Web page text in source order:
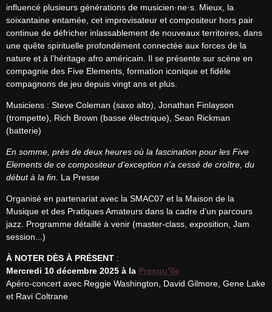
influencé plusieurs générations de musicien·ne·s. Mieux, la
soixantaine entamée, cet improvisateur et compositeur hors pair
continue de défricher inlassablement de nouveaux territoires, dans
une quête spirituelle profondément connectée aux forces de la
nature et à l’héritage afro américain. Il se présente sur scène en
compagnie des Five Elements, formation iconique et fidèle
compagnons de jeu depuis vingt ans et plus.
Musiciens : Steve Coleman (saxo alto), Jonathan Finlayson
(trompette), Rich Brown (basse électrique), Sean Rickman
(batterie)
En somme, près de deux heures où la fascination pour les Five
Elements de ce compositeur d’exception n’a cessé de croître, du
début à la fin.
La Presse
Organisé en partenariat avec la SMAC07 et la Maison de la
Musique et des Pratiques Amateurs dans la cadre d’un parcours
jazz. Programme détaillé à venir (master-class, exposition, Jam
session...)
À NOTER DÈS À PRÉSENT
Mercredi 10 décembre 2025 à la Presqu’île
Apéro-concert avec Reggie Washington, David Gilmore, Gene Lake
et Ravi Coltrane